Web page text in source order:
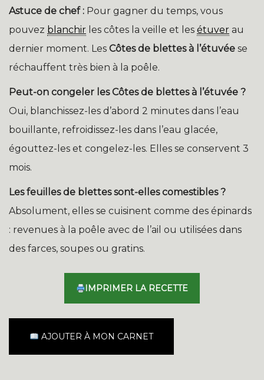
Astuce de chef : Pour gagner du temps, vous
pouvez blanchir les côtes la veille et les étuver au
dernier moment. Les Côtes de blettes à l’étuvée se
réchauffent très bien à la poêle.
Peut-on congeler les Côtes de blettes à l’étuvée ?
Oui, blanchissez-les d’abord 2 minutes dans l’eau
bouillante, refroidissez-les dans l’eau glacée,
égouttez-les et congelez-les. Elles se conservent 3
mois.
Les feuilles de blettes sont-elles comestibles ?
Absolument, elles se cuisinent comme des épinards
: revenues à la poêle avec de l’ail ou utilisées dans
des farces, soupes ou gratins.
IMPRIMER LA RECETTE
AJOUTER À MON CARNET